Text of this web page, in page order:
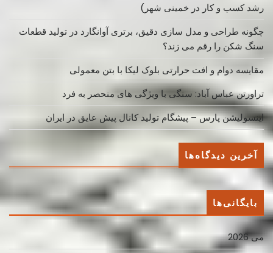
رشد کسب ‌و کار در خمینی ‌شهر)
چگونه طراحی و مدل سازی دقیق، برتری آوانگارد در تولید قطعات
سنگ شکن را رقم می زند؟
مقایسه دوام و افت حرارتی بلوک لیکا با بتن معمولی
تراورتن عباس آباد: سنگی با ویژگی های منحصر به فرد
اینسولیشن پارس – پیشگام تولید کانال پیش عایق در ایران
آخرین دیدگاه‌ها
بایگانی‌ها
می 2026